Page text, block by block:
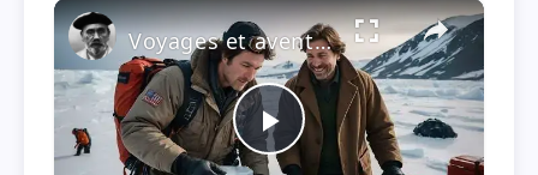
Fullscreen ×
P
Voyages et aventures du Capitaine Hatteras JULES VERNE